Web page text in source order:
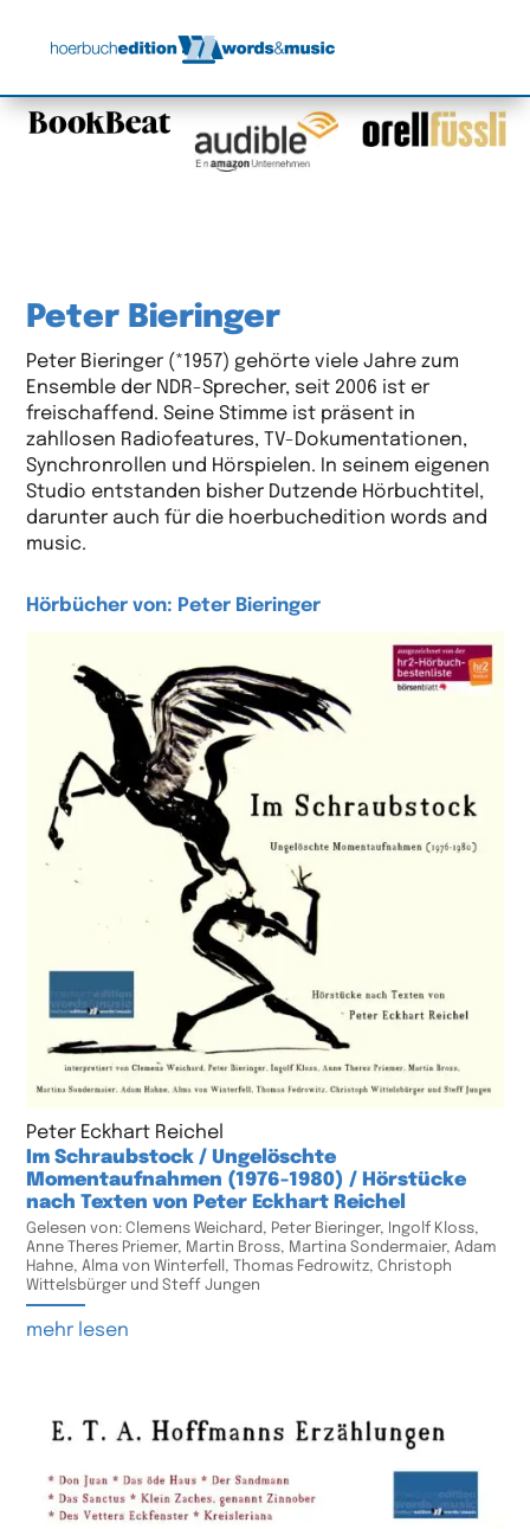
Peter Bieringer
Peter Bieringer (*1957) gehörte viele Jahre zum
Ensemble der NDR-Sprecher, seit 2006 ist er
freischaffend. Seine Stimme ist präsent in
zahllosen Radiofeatures, TV-Dokumentationen,
Synchronrollen und Hörspielen. In seinem eigenen
Studio entstanden bisher Dutzende Hörbuchtitel,
darunter auch für die hoerbuchedition words and
music.
Hörbücher von: Peter Bieringer
Peter Eckhart Reichel
Im Schraubstock / Ungelöschte
Momentaufnahmen (1976-1980) / Hörstücke
nach Texten von Peter Eckhart Reichel
Gelesen von: Clemens Weichard, Peter Bieringer, Ingolf Kloss,
Anne Theres Priemer, Martin Bross, Martina Sondermaier, Adam
Hahne, Alma von Winterfell, Thomas Fedrowitz, Christoph
Wittelsbürger und Steff Jungen
mehr lesen